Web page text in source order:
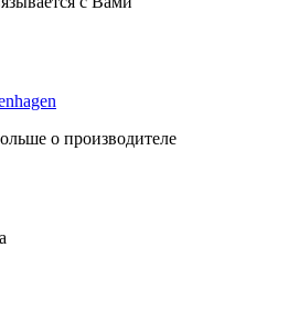
о производителе